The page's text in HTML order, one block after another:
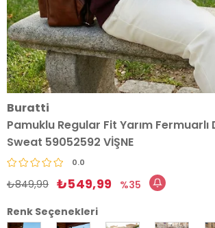
Buratti
Pamuklu Regular Fit Yarım Fermuarlı
Sweat 59052592 VİŞNE
0.0
₺849,99 ₺549,99
35
Renk Seçenekleri